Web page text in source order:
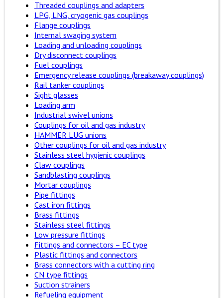
Threaded couplings and adapters
LPG, LNG, cryogenic gas couplings
Flange couplings
Internal swaging system
Loading and unloading couplings
Dry disconnect couplings
Fuel couplings
Emergency release couplings (breakaway couplings)
Rail tanker couplings
Sight glasses
Loading arm
Industrial swivel unions
Couplings for oil and gas industry
HAMMER LUG unions
Other couplings for oil and gas industry
Stainless steel hygienic couplings
Claw couplings
Sandblasting couplings
Mortar couplings
Pipe fittings
Cast iron fittings
Brass fittings
Stainless steel fittings
Low pressure fittings
Fittings and connectors – EC type
Plastic fittings and connectors
Brass connectors with a cutting ring
CN type fittings
Suction strainers
Refueling equipment